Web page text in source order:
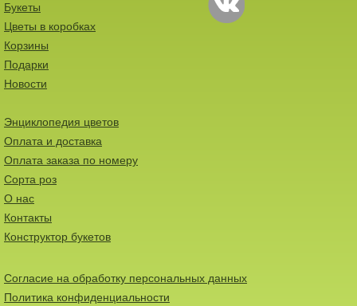
Букеты
Цветы в коробках
Корзины
Подарки
Новости
Энциклопедия цветов
Оплата и доставка
Оплата заказа по номеру
Сорта роз
О нас
Контакты
Конструктор букетов
Согласие на обработку персональных данных
Политика конфиденциальности